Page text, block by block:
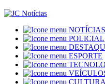
NOTÍCIAS
POLICIAL
ESPORTE
CULTURA